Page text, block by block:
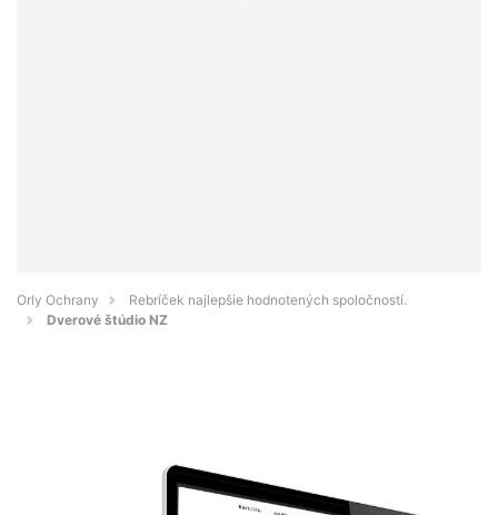
Orly Ochrany
Rebríček najlepšie hodnotených spoločností.
Dverové štúdio NZ